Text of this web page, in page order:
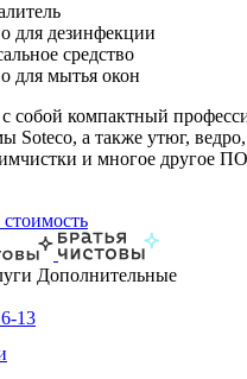
для дезинфекции
средство
для мытья окон
собой компактный
Soteco, а также утюг, ведро,
и многое другое
Дополнительные
13